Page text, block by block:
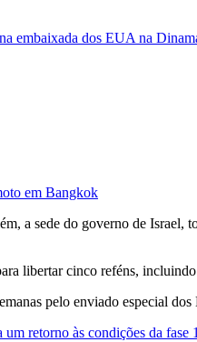
embaixada dos EUA na
em Bangkok
a sede do governo de
libertar cinco reféns,
pelo enviado especial
um retorno às condições da fase